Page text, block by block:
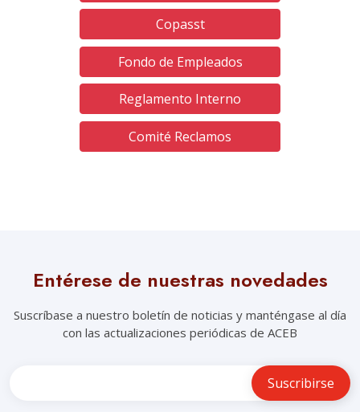
Copasst
Fondo de Empleados
Reglamento Interno
Comité Reclamos
Entérese de nuestras novedades
Suscríbase a nuestro boletín de noticias y manténgase al día
con las actualizaciones periódicas de ACEB